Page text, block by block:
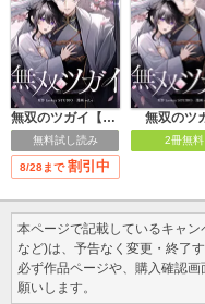
無双のツガイ【単行本版】
無料試し読み
8/28まで 割引中
無双のツ
2冊無料
本ページで記載しているキャ
など)は、予告なく変更・終了
必ず作品ページや、購入確認
願いします。